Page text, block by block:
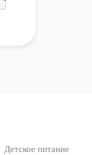
Детское питание